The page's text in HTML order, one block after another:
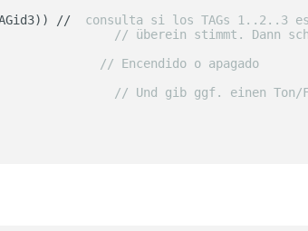
//
consulta si los TAGs 1..2..3
// überein stimmt. Dann
// Encendido o apagado
// Und gib ggf. einen Ton/